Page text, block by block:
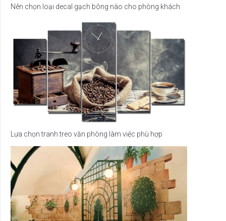
Nên chọn loại decal gạch bông nào cho phòng khách
Lựa chọn tranh treo văn phòng làm việc phù hợp